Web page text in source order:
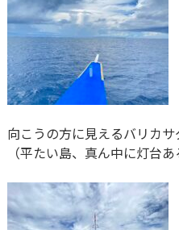
向こうの方に見えるバリカサ
（平たい島、真ん中に灯台あ